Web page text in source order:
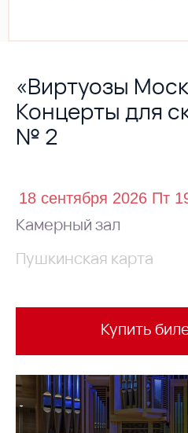
«Виртуозы
Концерты для
№ 2
Камерный зал
Пушкинская карта
Купить